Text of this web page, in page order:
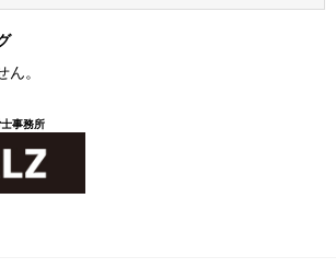
。
事務所